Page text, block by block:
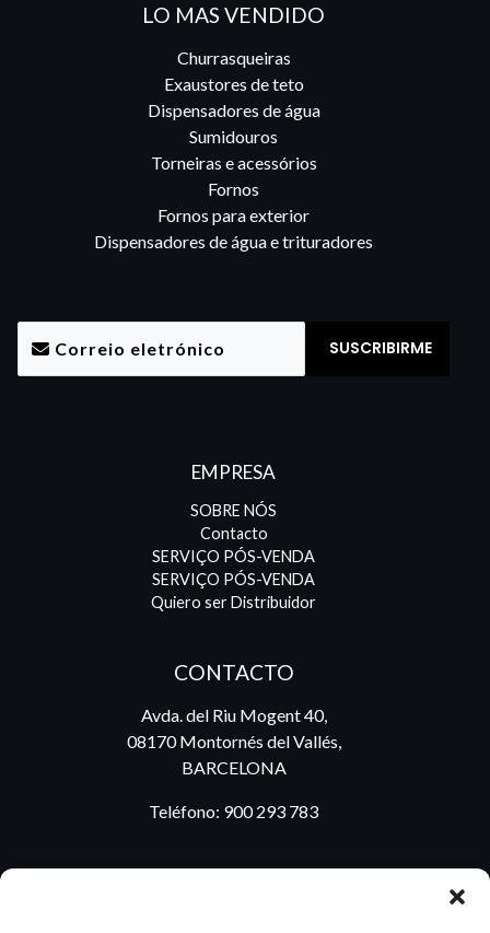
LO MAS VENDIDO
Churrasqueiras
Exaustores de teto
Dispensadores de água
Sumidouros
Torneiras e acessórios
Fornos
Fornos para exterior
Dispensadores de água e trituradores
EMPRESA
SOBRE NÓS
Contacto
SERVIÇO PÓS-VENDA
SERVIÇO PÓS-VENDA
Quiero ser Distribuidor
CONTACTO
Avda. del Riu Mogent 40,
08170 Montornés del Vallés,
BARCELONA
Teléfono: 900 293 783